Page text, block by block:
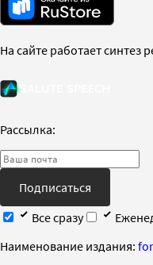
На сайте работает синтез
Рассылка:
Подписаться
Все сразу
Наименование издания: